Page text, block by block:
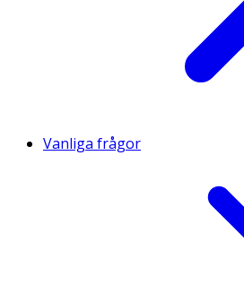
Vanliga frågor